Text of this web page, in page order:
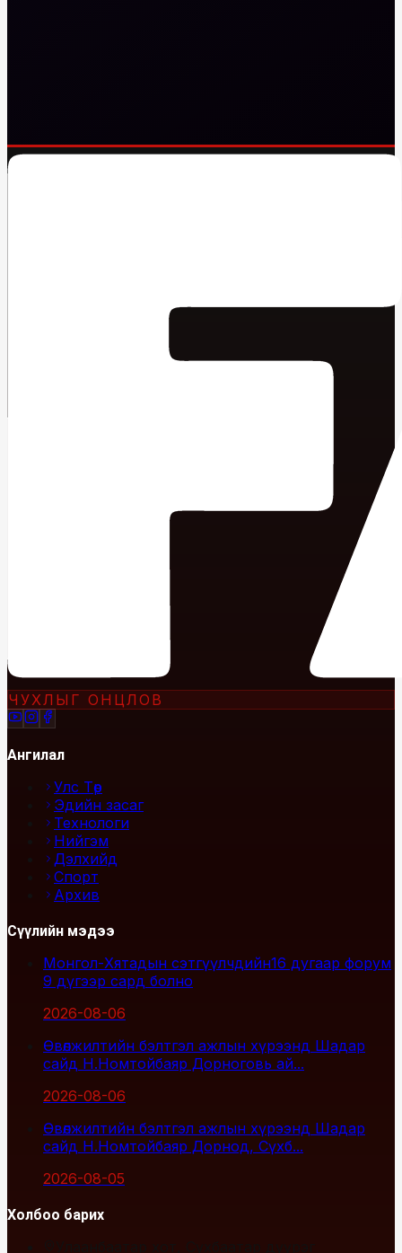
ЧУХЛЫГ ОНЦЛОВ
Ангилал
Улс Төр
Эдийн засаг
Технологи
Нийгэм
Дэлхийд
Спорт
Архив
Сүүлийн мэдээ
Монгол-Хятадын сэтгүүлчдийн16 дугаар форум
9 дүгээр сард болно
2026-08-06
Өвөлжилтийн бэлтгэл ажлын хүрээнд Шадар
сайд Н.Номтойбаяр Дорноговь ай...
2026-08-06
Өвөлжилтийн бэлтгэл ажлын хүрээнд Шадар
сайд Н.Номтойбаяр Дорнод, Сүхб...
2026-08-05
Холбоо барих